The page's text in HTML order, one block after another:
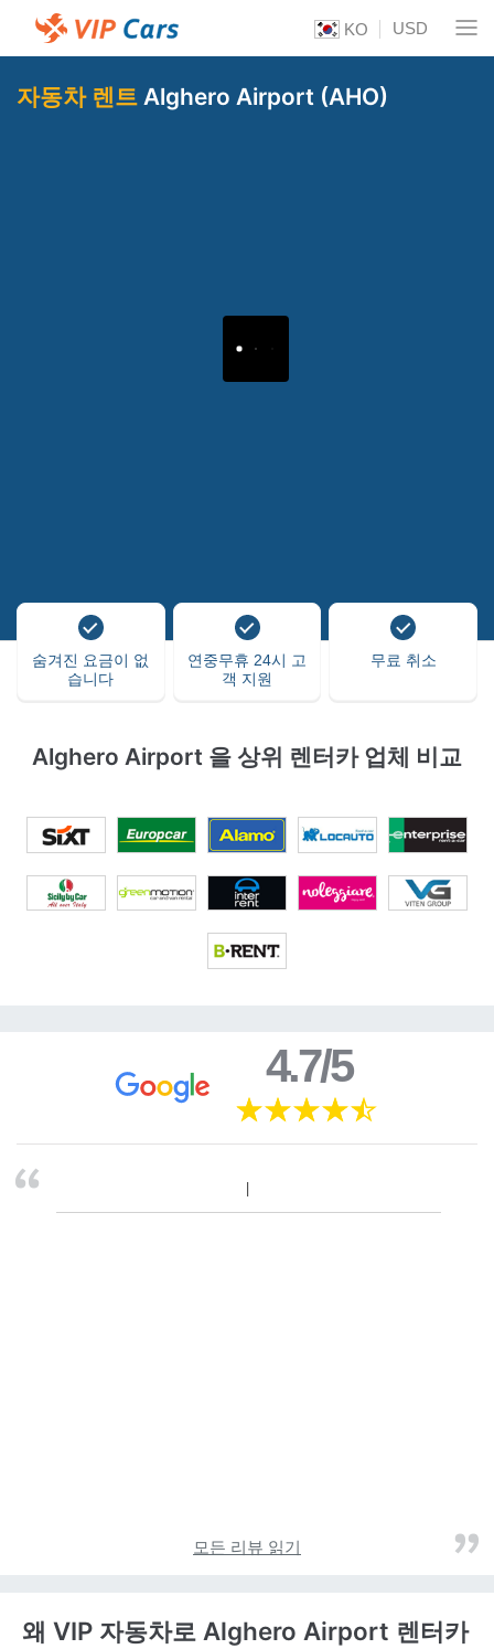
KO USD
자동차 렌트 Alghero Airport (AHO)
숨겨진 요금이 없
습니다
연중무휴 24시 고
객 지원
무료 취소
Alghero Airport 을 상위 렌터카 업체 비교
4.7/5
모든 리뷰 읽기
왜 VIP 자동차로 Alghero Airport 렌터카